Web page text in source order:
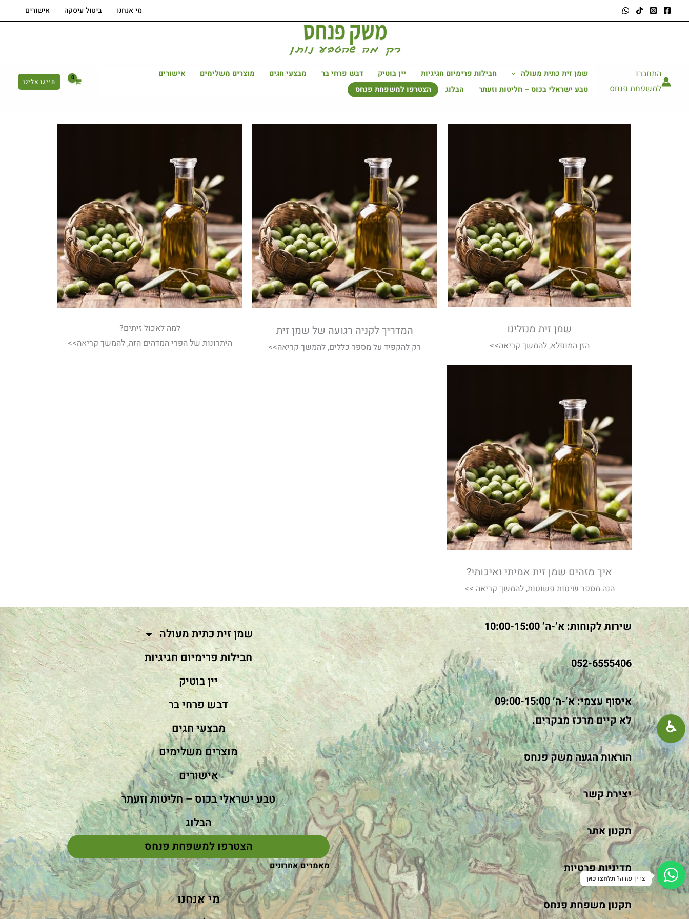
לתוכן
מי אנחנו ביטול עיסקה אישורים
התחברו
למשפחת פנחס
שמן זית כתית מעולה חבילות פרימיום חגיגיות יין בוטיק דבש פרחי בר מבצעי חגים מוצרים משלימים
אישורים
טבע ישראלי בכוס – חליטות וזעתר
הבלוג הצטרפו למשפחת פנחס
חייגו אלינו
שמן זית מנזלינו
הזן המופלא, להמשך קריאה>>
המדריך לקניה רגועה של שמן זית
רק להקפיד על מספר כללים, להמשך קריאה>>
למה לאכול זיתים?
היתרונות של הפרי המדהים הזה, להמשך קריאה>>
איך מזהים שמן זית אמיתי ואיכותי?
הנה מספר שיטות פשוטות, להמשך קריאה >>
שירות לקוחות: א’-ה’ 10:00-15:00
052-6555406
איסוף עצמי: א’-ה’ 09:00-15:00
לא קיים מרכז מבקרים.
הוראות הגעה משק פנחס
יצירת קשר
תקנון אתר
מדיניות פרטיות
תקנון משפחת פנחס
שמן זית כתית מעולה
חבילות פרימיום חגיגיות
יין בוטיק
דבש פרחי בר
מבצעי חגים
מוצרים משלימים
אישורים
טבע ישראלי בכוס – חליטות וזעתר
הבלוג
הצטרפו למשפחת פנחס
מאמרים אחרונים
מי אנחנו
−
+
100%
קונטרסט גבוה
מצב כהה
גווני אפור
הדגשת קישורים
קו תחתון לקישורים
פונט קריא
הפחתת תנועה
איפוס סגור
♿︎
צריך עזרה? תלחצו כאן